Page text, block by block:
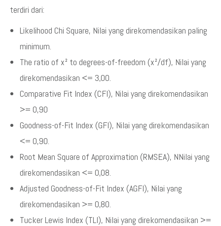
terdiri dari:
Likelihood Chi Square, Nilai yang direkomendasikan paling
minimum.
The ratio of x² to degrees-of-freedom (x²/df), Nilai yang
direkomendasikan <= 3,00.
Comparative Fit Index (CFI), Nilai yang direkomendasikan
>= 0,90
Goodness-of-Fit Index (GFI), Nilai yang direkomendasikan
<= 0,90.
Root Mean Square of Approximation (RMSEA), NNilai yang
direkomendasikan <= 0,08.
Adjusted Goodness-of-Fit Index (AGFI), Nilai yang
direkomendasikan >= 0,80.
Tucker Lewis Index (TLI), Nilai yang direkomendasikan >=